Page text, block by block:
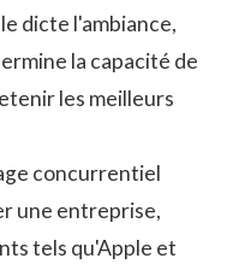
dicte l'ambiance,
la capacité de
les meilleurs
concurrentiel
une entreprise,
tels qu'Apple et